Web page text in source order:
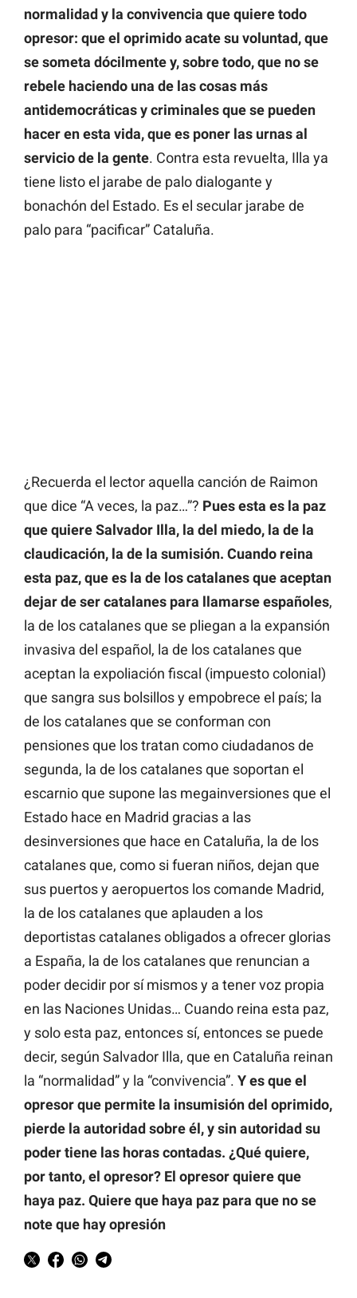
normalidad y la convivencia que quiere todo
opresor: que el oprimido acate su voluntad, que
se someta dócilmente y, sobre todo, que no se
rebele haciendo una de las cosas más
antidemocráticas y criminales que se pueden
hacer en esta vida, que es poner las urnas al
servicio de la gente. Contra esta revuelta, Illa ya
tiene listo el jarabe de palo dialogante y
bonachón del Estado. Es el secular jarabe de
palo para “pacificar” Cataluña.
¿Recuerda el lector aquella canción de Raimon
que dice “A veces, la paz…”? Pues esta es la paz
que quiere Salvador Illa, la del miedo, la de la
claudicación, la de la sumisión. Cuando reina
esta paz, que es la de los catalanes que aceptan
dejar de ser catalanes para llamarse españoles,
la de los catalanes que se pliegan a la expansión
invasiva del español, la de los catalanes que
aceptan la expoliación fiscal (impuesto colonial)
que sangra sus bolsillos y empobrece el país; la
de los catalanes que se conforman con
pensiones que los tratan como ciudadanos de
segunda, la de los catalanes que soportan el
escarnio que supone las megainversiones que el
Estado hace en Madrid gracias a las
desinversiones que hace en Cataluña, la de los
catalanes que, como si fueran niños, dejan que
sus puertos y aeropuertos los comande Madrid,
la de los catalanes que aplauden a los
deportistas catalanes obligados a ofrecer glorias
a España, la de los catalanes que renuncian a
poder decidir por sí mismos y a tener voz propia
en las Naciones Unidas… Cuando reina esta paz,
y solo esta paz, entonces sí, entonces se puede
decir, según Salvador Illa, que en Cataluña reinan
la “normalidad” y la “convivencia”. Y es que el
opresor que permite la insumisión del oprimido,
pierde la autoridad sobre él, y sin autoridad su
poder tiene las horas contadas. ¿Qué quiere,
por tanto, el opresor? El opresor quiere que
haya paz. Quiere que haya paz para que no se
note que hay opresión